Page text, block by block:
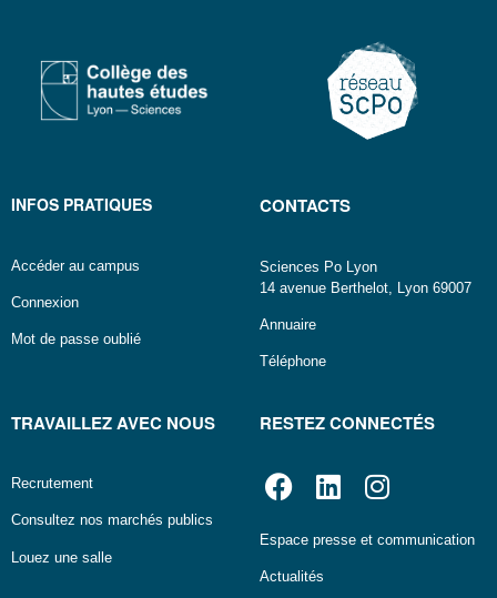
INFOS PRATIQUES
Accéder au campus
Connexion
Mot de passe oublié
CONTACTS
Sciences Po Lyon
14 avenue Berthelot, Lyon 69007
Annuaire
Téléphone
TRAVAILLEZ AVEC NOUS
Recrutement
Consultez nos marchés publics
Louez une salle
RESTEZ CONNECTÉS
Espace presse et communication
Actualités